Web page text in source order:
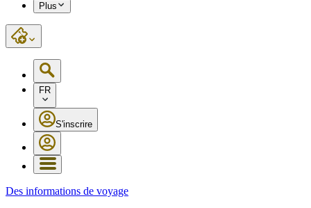
Plus
FR
S'inscrire
Des informations de voyage